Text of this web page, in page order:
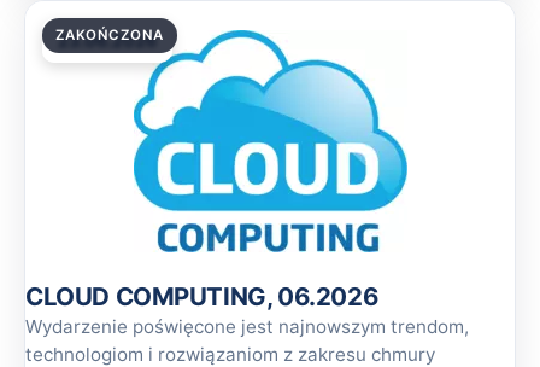
23.06.2026
ZAKOŃCZONA
CLOUD COMPUTING, 06.2026
Wydarzenie poświęcone jest najnowszym trendom,
technologiom i rozwiązaniom z zakresu chmury